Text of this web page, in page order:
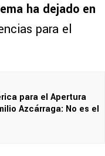
ha dejado en
para el
para el Apertura
Azcárraga: No es el